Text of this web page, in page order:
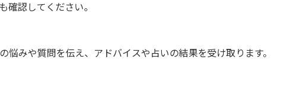
確認してください。
悩みや質問を伝え、アドバイスや占いの結果を受け取ります。